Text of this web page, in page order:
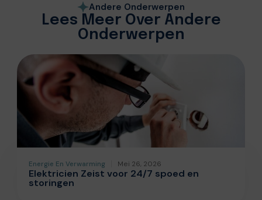
Andere Onderwerpen
Lees Meer Over Andere
Onderwerpen
Energie En Verwarming Mei 26, 2026
Elektricien Zeist voor 24/7 spoed en
storingen